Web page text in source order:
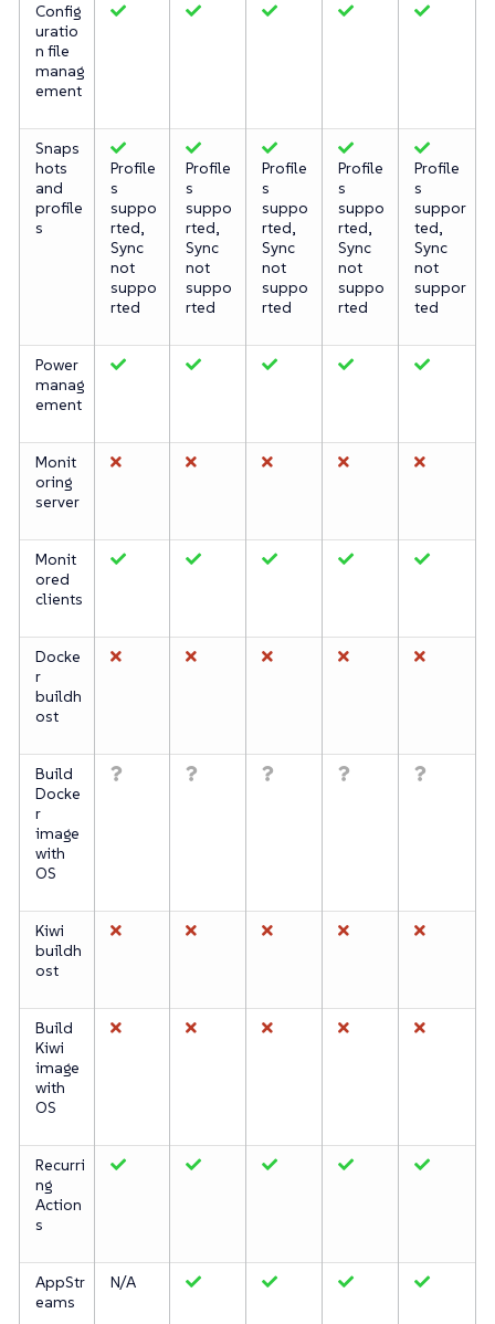
Config
uratio
n file
manag
ement
Snaps
hots
and
profile
s
Profile
s
suppo
rted,
Sync
not
suppo
rted
Profile
s
suppo
rted,
Sync
not
suppo
rted
Profile
s
suppo
rted,
Sync
not
suppo
rted
Profile
s
suppo
rted,
Sync
not
suppo
rted
Profile
s
suppor
ted,
Sync
not
suppor
ted
Power
manag
ement
Monit
oring
server
Monit
ored
clients
Docke
r
buildh
ost
Build
Docke
r
image
with
OS
Kiwi
buildh
ost
Build
Kiwi
image
with
OS
Recurri
ng
Action
s
AppStr
eams
N/A